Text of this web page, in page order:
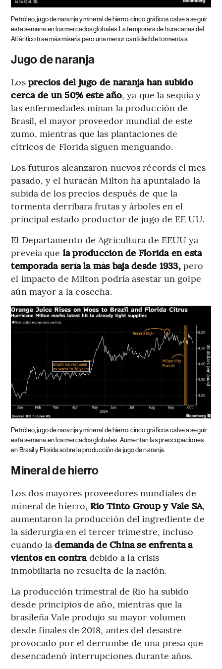
Petróleo, jugo de naranja y mineral de hierro: cinco gráficos calve a seguir
esta semana en los mercados globales La temporara de huracanas del
Atlántico trae más miseria pero una menor cantidad de tormentas.
Jugo de naranja
Los precios del jugo de naranja han subido
cerca de un 50% este año, ya que la sequía y
las enfermedades minan la producción de
Brasil, el mayor proveedor mundial de este
zumo, mientras que las plantaciones de
cítricos de Florida siguen menguando.
Los futuros alcanzaron nuevos récords el mes
pasado, y el huracán Milton ha apuntalado la
subida de los precios después de que la
tormenta derribara frutas y árboles en el
principal estado productor de jugo de EE UU.
El Departamento de Agricultura de EEUU ya
preveía que la producción de Florida en esta
temporada sería la más baja desde 1933,pero
el impacto de Milton podría asestar un golpe
aún mayor a la cosecha.
Petróleo, jugo de naranja y mineral de hierro: cinco gráficos calve a seguir
esta semana en los mercados globales Aumentan las preocupaciones
en Brasil y Florida sobre la producción de jugo de naranja.
Mineral de hierro
Los dos mayores proveedores mundiales de
mineral de hierro, Rio Tinto Group y Vale SA,
aumentaron la producción del ingrediente de
la siderurgia en el tercer trimestre, incluso
cuando lademanda de China se enfrenta a
vientos en contradebido a la crisis
inmobiliaria no resuelta de la nación.
La producción trimestral de Rio ha subido
desde principios de año, mientras que la
brasileña Vale produjo su mayor volumen
desde finales de 2018, antes del desastre
provocado por el derrumbe de una presa que
desencadenó interrupciones durante años.